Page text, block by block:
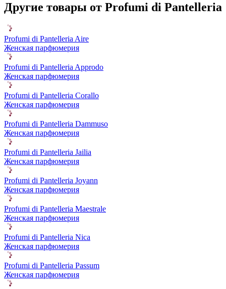
Другие товары от Profumi di Pantelleria
Profumi di Pantelleria Aire
Женская парфюмерия
Profumi di Pantelleria Approdo
Женская парфюмерия
Profumi di Pantelleria Corallo
Женская парфюмерия
Profumi di Pantelleria Dammuso
Женская парфюмерия
Profumi di Pantelleria Jailia
Женская парфюмерия
Profumi di Pantelleria Joyann
Женская парфюмерия
Profumi di Pantelleria Maestrale
Женская парфюмерия
Profumi di Pantelleria Nica
Женская парфюмерия
Profumi di Pantelleria Passum
Женская парфюмерия